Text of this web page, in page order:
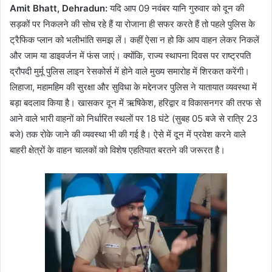
Amit Bhatt, Dehradun:यदि आप 09 नवंबर यानि गुरुवार को दून की
सड़कों पर निकलने की सोच रहे हैं या रोजाना ही सफर करते हैं तो पहले पुलिस के
ट्रैफिक प्लान को भलीभांति समझ लें। कहीं ऐसा न हो कि आप वाहन लेकर निकलें
और जाम या डाइवर्जन में फंस जाएं। क्योंकि, राज्य स्थापना दिवस पर राष्ट्रपति
द्रौपदी मुर्मू पुलिस लाइन रेसकोर्स में होने वाले मुख्य समारोह में शिरकत करेंगी।
लिहाजा, महामहिम की सुरक्षा और सुविधा के मद्देनजर पुलिस ने यातायात व्यवस्था में
बड़ा बदलाव किया है। खासकर दून में ऋषिकेश, हरिद्वार व विकासनगर की तरफ से
आने वाले भारी वाहनों को निर्धारित स्थलों पर 18 घंटे (सुबह 05 बजे से रात्रि 23
बजे) तक रोके जाने की व्यवस्था भी की गई है। ऐसे में दून में प्रवेश करने वाले
बाहरी क्षेत्रों के वाहन चालकों को विशेष एहतियात बरतने की जरूरत है।